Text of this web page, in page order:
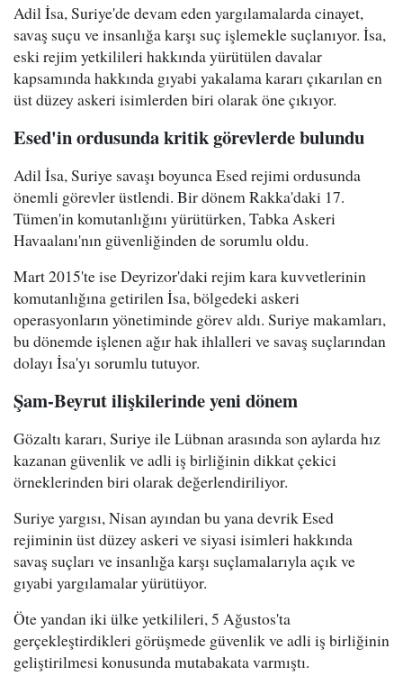
Adil İsa, Suriye'de devam eden yargılamalarda cinayet,
savaş suçu ve insanlığa karşı suç işlemekle suçlanıyor. İsa,
eski rejim yetkilileri hakkında yürütülen davalar
kapsamında hakkında gıyabi yakalama kararı çıkarılan en
üst düzey askeri isimlerden biri olarak öne çıkıyor.
Esed'in ordusunda kritik görevlerde bulundu
Adil İsa, Suriye savaşı boyunca Esed rejimi ordusunda
önemli görevler üstlendi. Bir dönem Rakka'daki 17.
Tümen'in komutanlığını yürütürken, Tabka Askeri
Havaalanı'nın güvenliğinden de sorumlu oldu.
Mart 2015'te ise Deyrizor'daki rejim kara kuvvetlerinin
komutanlığına getirilen İsa, bölgedeki askeri
operasyonların yönetiminde görev aldı. Suriye makamları,
bu dönemde işlenen ağır hak ihlalleri ve savaş suçlarından
dolayı İsa'yı sorumlu tutuyor.
Şam-Beyrut ilişkilerinde yeni dönem
Gözaltı kararı, Suriye ile Lübnan arasında son aylarda hız
kazanan güvenlik ve adli iş birliğinin dikkat çekici
örneklerinden biri olarak değerlendiriliyor.
Suriye yargısı, Nisan ayından bu yana devrik Esed
rejiminin üst düzey askeri ve siyasi isimleri hakkında
savaş suçları ve insanlığa karşı suçlamalarıyla açık ve
gıyabi yargılamalar yürütüyor.
Öte yandan iki ülke yetkilileri, 5 Ağustos'ta
gerçekleştirdikleri görüşmede güvenlik ve adli iş birliğinin
geliştirilmesi konusunda mutabakata varmıştı.